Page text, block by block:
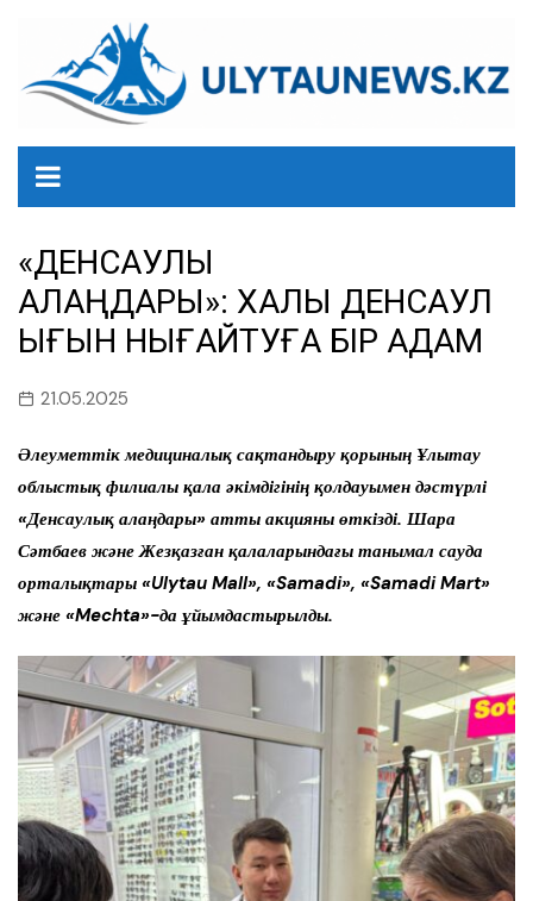
содержанию
«ДЕНСАУЛЫҚ
АЛАҢДАРЫ»: ХАЛЫҚ ДЕНСАУЛ
ЫҒЫН НЫҒАЙТУҒА БІР ҚАДАМ
21.05.2025
Әлеуметтік медициналық сақтандыру қорының Ұлытау
облыстық филиалы қала әкімдігінің қолдауымен дәстүрлі
«Денсаулық алаңдары» атты акцияны өткізді. Шара
Сәтбаев және Жезқазған қалаларындағы танымал сауда
орталықтары «Ulytau Mall», «Samadi», «Samadi Mart»
және «Mechta»-да ұйымдастырылды.